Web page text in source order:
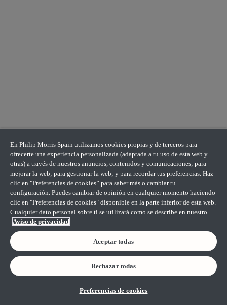
En Philip Morris Spain utilizamos cookies propias y de terceros para
ofrecerte una experiencia personalizada (adaptada a tu uso de esta web y
otras) a través de nuestros anuncios, contenidos y comunicaciones; para
mejorar la web; para gestionar la web; y para recordar tus preferencias. Haz
clic en "Preferencias de cookies” para saber más o cambiar tu
configuración. Puedes cambiar de opinión en cualquier momento haciendo
clic en "Preferencias de cookies" disponible en la parte inferior de esta web.
Cualquier dato personal sobre ti se utilizará como se describe en nuestro
Aviso de privacidad
Aceptar todas
Rechazar todas
Preferencias de cookies